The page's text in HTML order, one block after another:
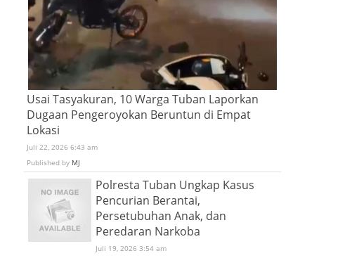
Usai Tasyakuran, 10 Warga Tuban Laporkan
Dugaan Pengeroyokan Beruntun di Empat
Lokasi
Juli 22, 2026 6:43 am
Published by MJ
Polresta Tuban Ungkap Kasus
Pencurian Berantai,
Persetubuhan Anak, dan
Peredaran Narkoba
Juli 19, 2026 3:54 am